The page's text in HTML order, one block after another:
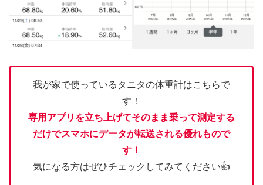
我が家で使っているタニタの体重計はこちらで
す！
専用アプリを立ち上げてそのまま乗って測定する
だけでスマホにデータが転送される優れもので
す！
気になる方はぜひチェックしてみてください👍